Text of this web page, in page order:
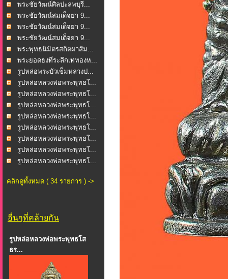
พระชัยวัฒน์ศิลปะลพบุรี...
พระชัยวัฒน์สมเด็จย่า 9...
พระชัยวัฒน์สมเด็จย่า 9...
พระชัยวัฒน์สมเด็จย่า 9...
พระพุทธนิมิตรสถิตผาส้ม...
พระยอดธงที่ระลึกเททองห...
รูปหล่อพระบัวเข็มหลวงป...
รูปหล่อหลวงพ่อพระพุทธโ...
รูปหล่อหลวงพ่อพระพุทธโ...
รูปหล่อหลวงพ่อพระพุทธโ...
รูปหล่อหลวงพ่อพระพุทธโ...
รูปหล่อหลวงพ่อพระพุทธโ...
รูปหล่อหลวงพ่อพระพุทธโ...
รูปหล่อหลวงพ่อพระพุทธโ...
รูปหล่อหลวงพ่อพระพุทธโ...
คลิกดูทั้งหมด ( 34 รายการ ) ->
อื่นๆที่คล้ายกัน
รูปหล่อหลวงพ่อพระพุทธโส
ธร...